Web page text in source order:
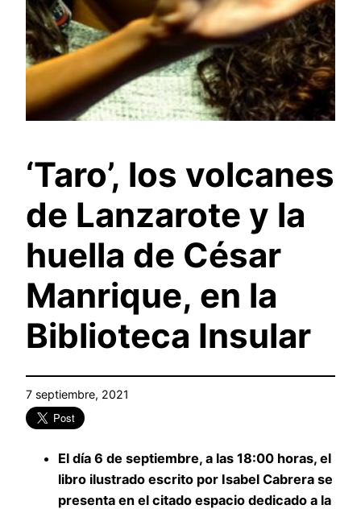
‘Taro’, los volcanes
de Lanzarote y la
huella de César
Manrique, en la
Biblioteca Insular
7 septiembre, 2021
El día 6 de septiembre, a las 18:00 horas, el
libro ilustrado escrito por Isabel Cabrera se
presenta en el citado espacio dedicado a la